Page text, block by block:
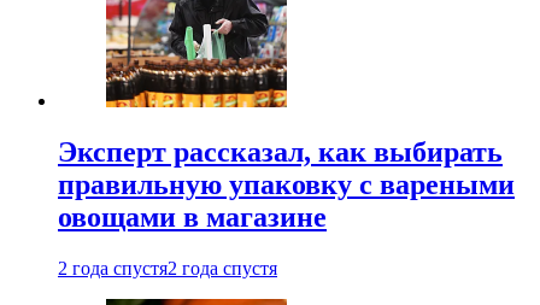
Эксперт рассказал, как выбирать
правильную упаковку с вареными
овощами в магазине
2 года спустя2 года спустя